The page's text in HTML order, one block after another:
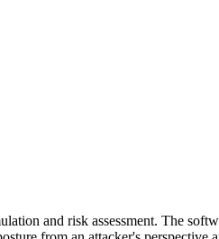
and risk assessment. The